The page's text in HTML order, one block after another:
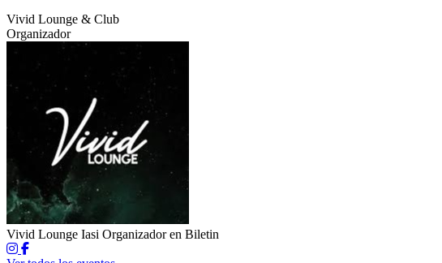
Vivid Lounge & Club
Organizador
Vivid Lounge Iasi Organizador en Biletin